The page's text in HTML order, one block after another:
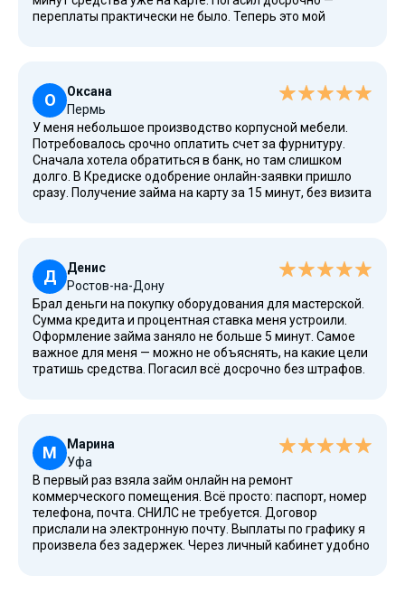
переплаты практически не было. Теперь это мой
О
Оксана
Пермь
У меня небольшое производство корпусной мебели.
Потребовалось срочно оплатить счет за фурнитуру.
Сначала хотела обратиться в банк, но там слишком
долго. В Кредиске одобрение онлайн-заявки пришло
сразу. Получение займа на карту за 15 минут, без визита
Д
Денис
Ростов-на-Дону
Брал деньги на покупку оборудования для мастерской.
Сумма кредита и процентная ставка меня устроили.
Оформление займа заняло не больше 5 минут. Самое
важное для меня — можно не объяснять, на какие цели
тратишь средства. Погасил всё досрочно без штрафов.
М
Марина
Уфа
В первый раз взяла займ онлайн на ремонт
коммерческого помещения. Всё просто: паспорт, номер
телефона, почта. СНИЛС не требуется. Договор
прислали на электронную почту. Выплаты по графику я
произвела без задержек. Через личный кабинет удобно